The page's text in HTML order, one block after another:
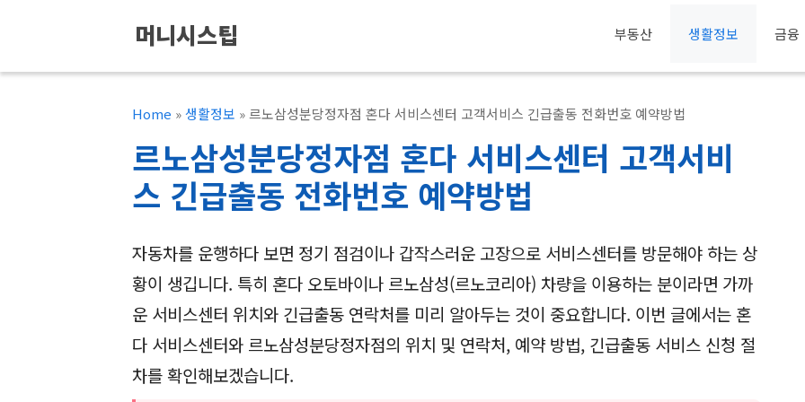
츠
머니시스팁 부동산 생활정보 금융
Home »생활정보 »르노삼성분당정자점 혼다 서비스센터 고객서비스 긴급출동 전화번호 예약방법
르노삼성분당정자점 혼다 서비스센터 고객서비
스 긴급출동 전화번호 예약방법
자동차를 운행하다 보면 정기 점검이나 갑작스러운 고장으로 서비스센터를 방문해야 하는 상
황이 생깁니다. 특히 혼다 오토바이나 르노삼성(르노코리아) 차량을 이용하는 분이라면 가까
운 서비스센터 위치와 긴급출동 연락처를 미리 알아두는 것이 중요합니다. 이번 글에서는 혼
다 서비스센터와 르노삼성분당정자점의 위치 및 연락처, 예약 방법, 긴급출동 서비스 신청 절
차를 확인해보겠습니다.